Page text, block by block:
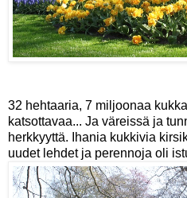
32 hehtaaria, 7 miljoonaa
katsottavaa... Ja väreissä ja
herkkyyttä. Ihania kukkivia
uudet lehdet ja perennoja oli